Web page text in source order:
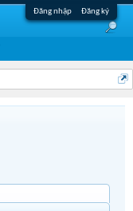
Đăng nhập Đăng ký